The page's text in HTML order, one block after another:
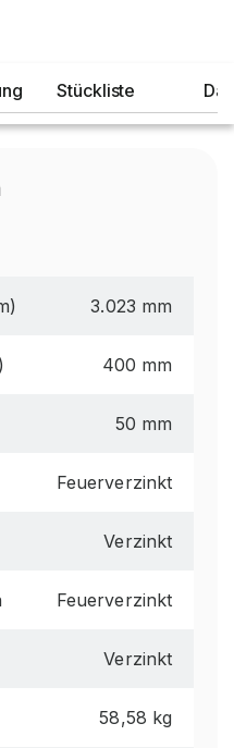
Stückliste
3.023 mm
400 mm
50 mm
Feuerverzinkt
Verzinkt
Feuerverzinkt
Verzinkt
58,58 kg